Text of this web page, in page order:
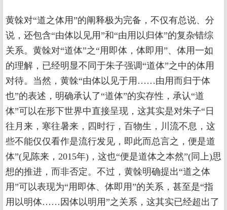
黄榦对“道之体用”的阐释极为完备，不仅有总说、分
说，还包含“由体以见用”和“由用以归体”的复杂错综
关系。黄榦对“道体”之“用即体，体即用”、体用一如
的理解，已经明显不同于朱子强调“道体”之中的体用
对待。当然，黄榦“由体以见于用……由用而归于体
也”的表述，明确承认了“道体”的实存性，承认“道
体”可以在形下世界中直接呈现，这其实是对朱子“日
往月来，寒往暑来，四时行，百物生，川流不息，这
些不能仅仅看作是流行发见，即此而总言之，便是道
体”(见陈来，2015年)，这也“便是道体之本然”(同上)思
想的推进，而非否定。不过，黄榦明确提出“道之体
用”可以表现为“用即体、体即用”的关系，甚至是“指
用以明体……因体以明用”之关系，这其实已经超出了